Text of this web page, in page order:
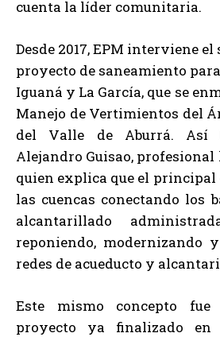
cuenta la líder comunitaria.
Desde 2017, EPM interviene
proyecto de saneamiento
Iguaná y La García, que se
Manejo de Vertimientos del
del Valle de Aburrá. Así
Alejandro Guisao,
quien explica que el principal
las cuencas conectando los
alcantarillado
reponiendo, modernizando
redes de acueducto y
Este mismo concepto
proyecto ya finalizado en